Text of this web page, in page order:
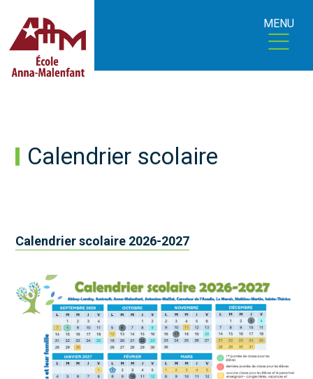
MENU
Calendrier scolaire
Calendrier scolaire 2026-2027